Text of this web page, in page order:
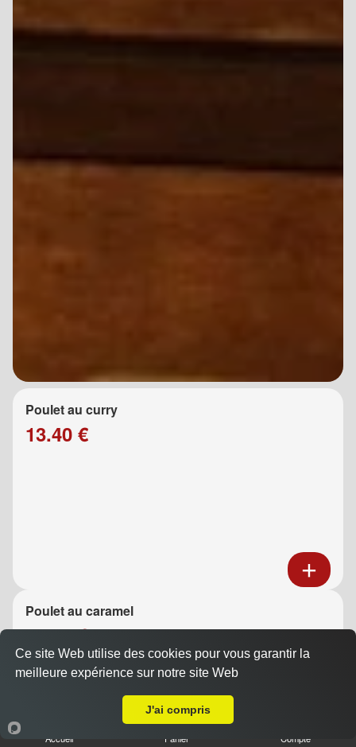
Poulet au curry
13.40 €
Poulet au caramel
13.40 €
Accueil Panier Compte
Ce site Web utilise des cookies pour vous garantir la
meilleure expérience sur notre site Web
J'ai compris